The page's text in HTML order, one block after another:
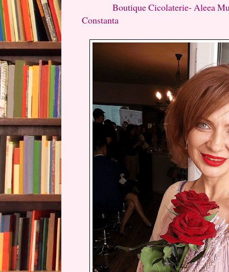
Boutique Cicolaterie- Aleea
Constanta